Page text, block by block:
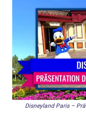
Disneyland Paris –